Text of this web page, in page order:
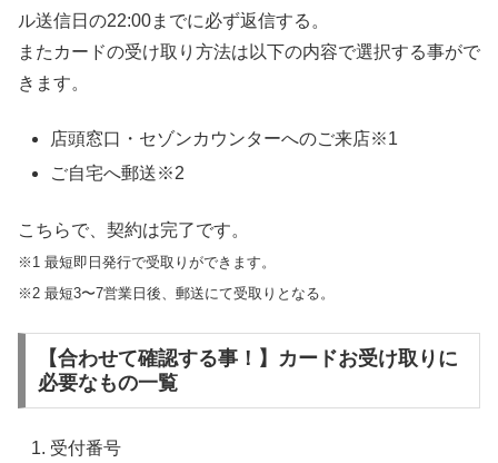
ル送信日の22:00までに必ず返信する。
またカードの受け取り方法は以下の内容で選択する事がで
きます。
店頭窓口・セゾンカウンターへのご来店※1
ご自宅へ郵送※2
こちらで、契約は完了です。
※1 最短即日発行で受取りができます。
※2 最短3〜7営業日後、郵送にて受取りとなる。
【合わせて確認する事！】カードお受け取りに
必要なもの一覧
受付番号